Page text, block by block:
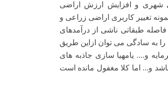
شهری و افزایش ارزش اراضی
تغییر کاربری اراضی زراعی و
طبقاتی ناشی از درآمدهای
را به سادگی می توان ازاین طریق
و.... یامهیا سازی جاذبه های
و... اما کلا مغفول مانده است